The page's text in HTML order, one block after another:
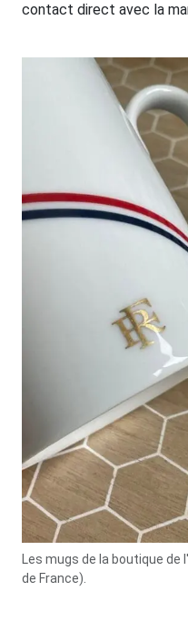
contact direct avec la
Les mugs de la boutique
de France).